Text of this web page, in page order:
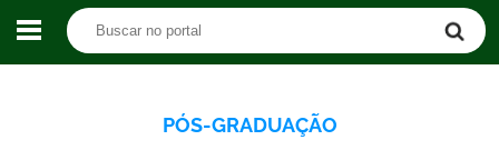
PÓS-GRADUAÇÃO